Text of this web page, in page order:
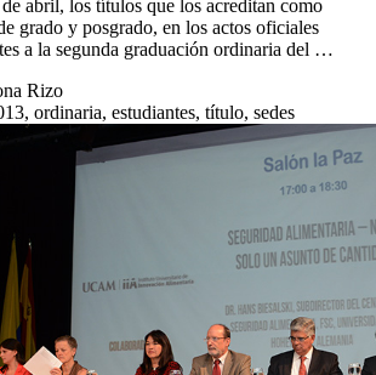
abril, los títulos que los acreditan como
grado y posgrado, en los actos oficiales
a la segunda graduación ordinaria del …
Rizo
ordinaria, estudiantes, título, sedes